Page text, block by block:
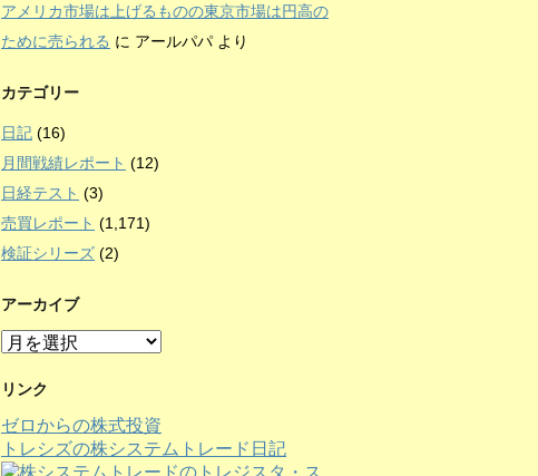
アメリカ市場は上げるものの東京市場は円高の
ために売られる に アールパパ より
カテゴリー
日記 (16)
月間戦績レポート (12)
日経テスト (3)
売買レポート (1,171)
検証シリーズ (2)
アーカイブ
ア
カ
ブ
リンク
ゼロからの株式投資
トレシズの株システムトレード日記